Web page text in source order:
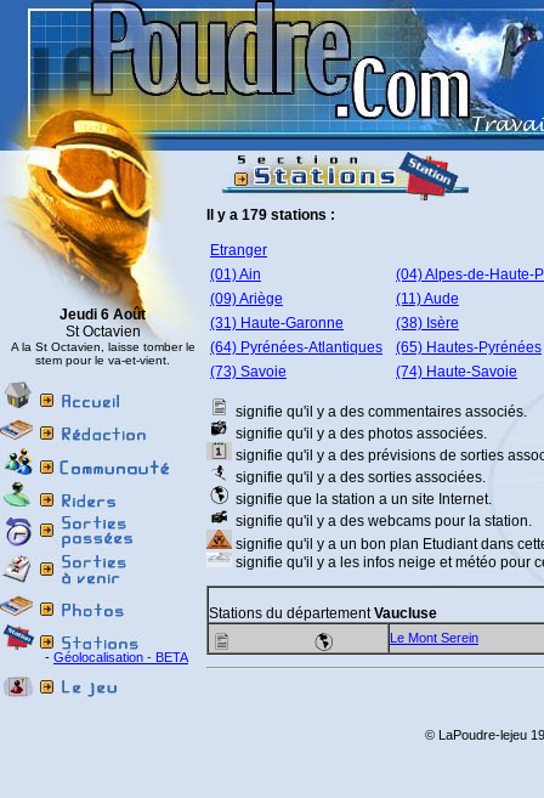
Jeudi 6 Août
St Octavien
A la St Octavien, laisse tomber le
stem pour le va-et-vient.
- Géolocalisation - BETA
Il y a 179 stations :
Etranger
(01) Ain
(04) Alpes-de-Haute-
(09) Ariège
(11) Aude
(31) Haute-Garonne
(38) Isère
(64) Pyrénées-Atlantiques
(65) Hautes-Pyrénées
(73) Savoie
(74) Haute-Savoie
signifie qu'il y a des commentaires associés.
signifie qu'il y a des photos associées.
signifie qu'il y a des prévisions de sorties
signifie qu'il y a des sorties associées.
signifie que la station a un site Internet.
signifie qu'il y a des webcams pour la station.
signifie qu'il y a un bon plan Etudiant dans
signifie qu'il y a les infos neige et météo pour
Stations du départementVaucluse
Le Mont Serein
© LaPoudre-lejeu